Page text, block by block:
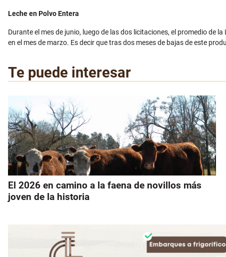
Leche en Polvo Entera
Durante el mes de junio, luego de las dos licitaciones, el promedio de
en el mes de marzo. Es decir que tras dos meses de bajas de este
Te puede interesar
El 2026 en camino a la faena de novillos más
joven de la historia